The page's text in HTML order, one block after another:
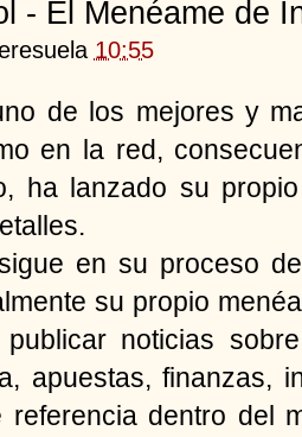
- El Menéame de
10:55
de los mejores y
en la red,
ha lanzado su
en su proceso
su propio
noticias
apuestas, finanzas,
referencia dentro del